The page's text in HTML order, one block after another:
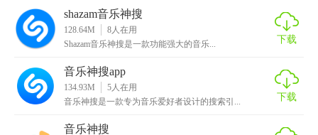
3. 社交分享：轻松将发现的音乐分享至社交媒体或消息应
用。
【shazam音乐神搜优势】
shazam音乐神搜
128.64M 8人在用
Shazam音乐神搜是一款功能强大的音乐...
下载
音乐神搜app
134.93M 5人在用
音乐神搜是一款专为音乐爱好者设计的搜索引...
下载
音乐神搜